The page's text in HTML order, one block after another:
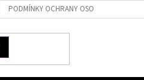
PODMÍNKY OCHRANY OSOBNÍCH ÚDAJŮ